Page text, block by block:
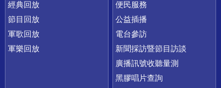
經典回放
節目回放
軍歌回放
軍樂回放
便民服務
公益插播
電台參訪
新聞採訪暨節目訪談
廣播訊號收聽量測
黑膠唱片查詢